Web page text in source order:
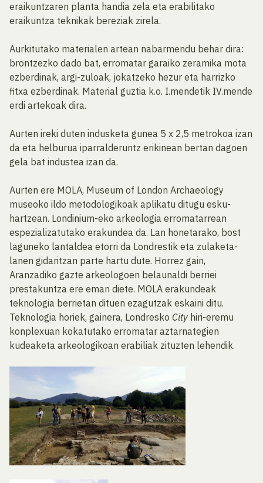
eraikuntzaren planta handia zela eta erabilitako
eraikuntza teknikak bereziak zirela.
Aurkitutako materialen artean nabarmendu behar dira:
brontzezko dado bat, erromatar garaiko zeramika mota
ezberdinak, argi-zuloak, jokatzeko hezur eta harrizko
fitxa ezberdinak. Material guztia k.o. I.mendetik IV.mende
erdi artekoak dira.
Aurten ireki duten indusketa gunea 5 x 2,5 metrokoa izan
da eta helburua iparralderuntz erikinean bertan dagoen
gela bat industea izan da.
Aurten ere MOLA, Museum of London Archaeology
museoko ildo metodologikoak aplikatu ditugu esku-
hartzean. Londinium-eko arkeologia erromatarrean
espezializatutako erakundea da. Lan honetarako, bost
laguneko lantaldea etorri da Londrestik eta zulaketa-
lanen gidaritzan parte hartu dute. Horrez gain,
Aranzadiko gazte arkeologoen belaunaldi berriei
prestakuntza ere eman diete. MOLA erakundeak
teknologia berrietan dituen ezagutzak eskaini ditu.
Teknologia horiek, gainera, Londresko City hiri-eremu
konplexuan kokatutako erromatar aztarnategien
kudeaketa arkeologikoan erabiliak zituzten lehendik.